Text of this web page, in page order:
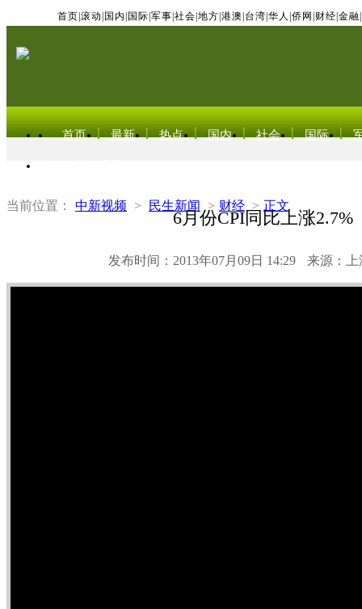
首页 滚动 国内 国际 军事 社会 地方 港澳 台湾 华人 侨网 财经 金融
首页 最新 热点 国内 社会 国际
当前位置： 中新视频 > 民生新闻 > 财经 > 正文
6月份CPI同比上涨2.7%
发布时间：2013年07月09日 14:29 来源：上